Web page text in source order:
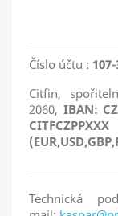
Číslo účtu :
Citfin,
2060, IBAN:
Technická